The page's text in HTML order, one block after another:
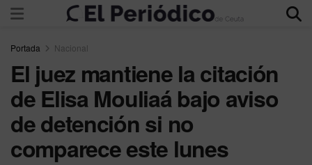
Portada Nacional
El juez mantiene la citación
de Elisa Mouliaá bajo aviso
de detención si no
comparece este lunes